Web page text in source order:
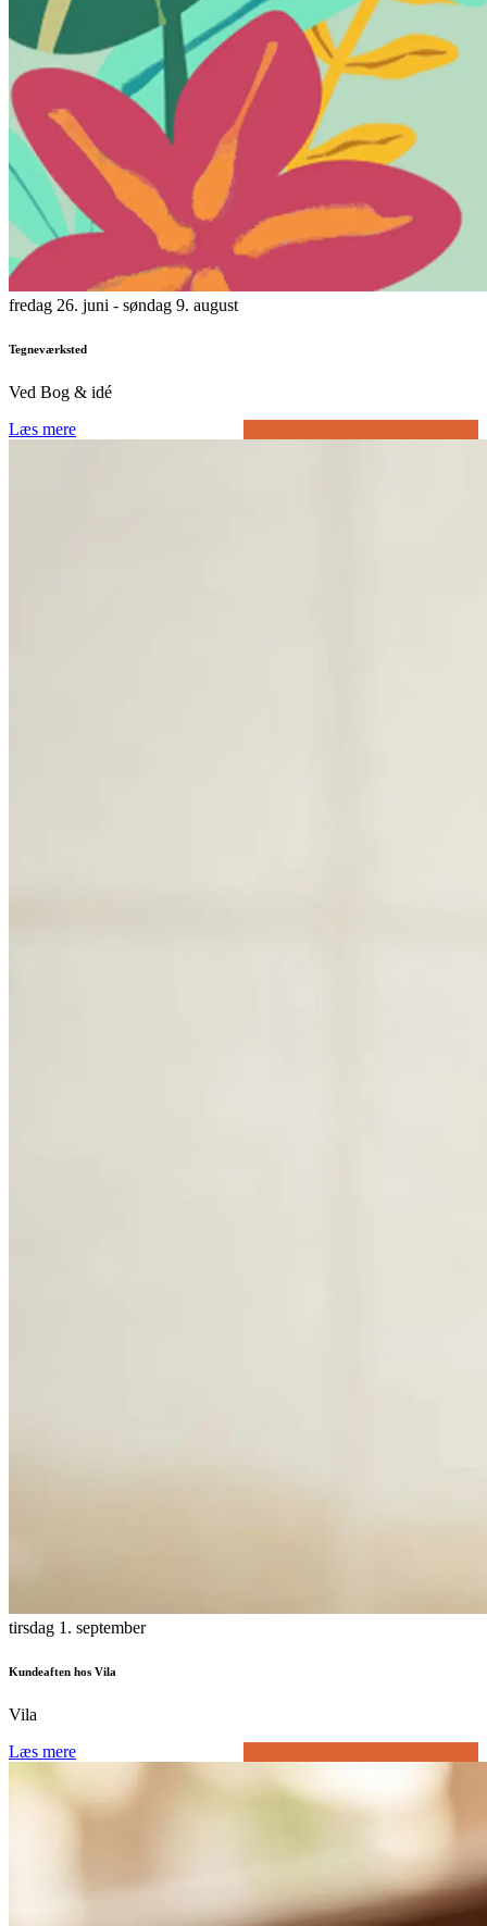
fredag 26. juni - søndag 9. august
Tegneværksted
Ved Bog & idé
Læs mere
tirsdag 1. september
Kundeaften hos Vila
Vila
Læs mere